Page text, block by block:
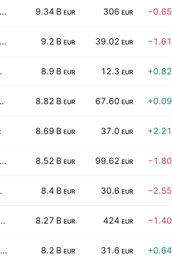
Acuity Inc. 9.34 B EUR 306 EUR
Nordex SE 9.2 B EUR 39.02 EUR
8.9 B EUR 12.3 EUR
8.82 B EUR 67.60 EUR
8.69 B EUR 37.0 EUR
Allison Transmission Holdings, Inc. 8.52 B EUR 99.62 EUR
8.4 B EUR 30.6 EUR
Inc. 8.27 B EUR 424 EUR
Weir Group PLC 8.2 B EUR 31.6 EUR